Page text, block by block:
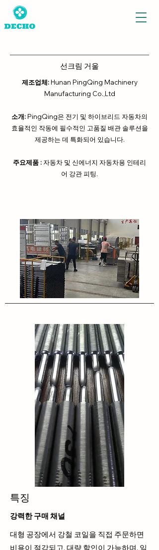
선크림 거울
제조업체:Hunan PingQing Machinery
Manufacturing Co.,Ltd
소개:PingQing은 전기 및 하이브리드 자동차의
효율적인 작동에 필수적인 고품질 배관 솔루션을
제공하는 데 특화되어 있습니다.
주요제품 :자동차 및 신에너지 자동차용 인테리
어 강관 피팅.
특징
강력한 구매 채널
대형 공장에서 강철 코일을 직접 주문하면
비용이 절감되고, 대량 할인이 가능하며, 일